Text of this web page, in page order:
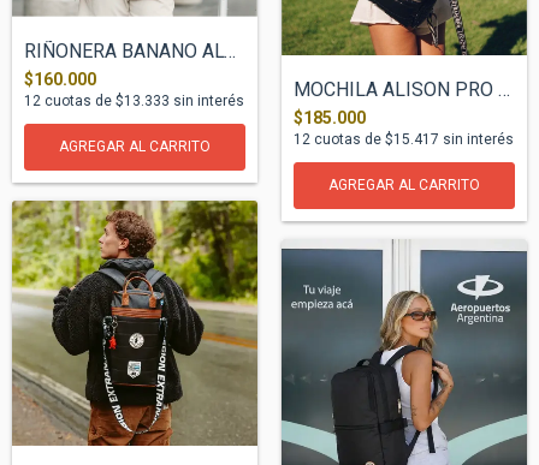
RIÑONERA BANANO ALCORTA ÉPIC
$160.000
12 cuotas de $13.333 sin interés MOCHILA ALISON PRO DIAMOND POP
$185.000
12 cuotas de $15.417 sin interés